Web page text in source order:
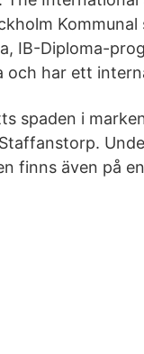
IB-Diploma-
och har ett
spaden i
finns även på